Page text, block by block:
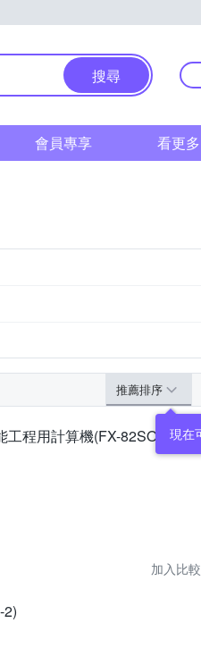
搜尋
會員專享 看更多
推薦排序
程用計算機(FX-82SOLARII)
加入比較